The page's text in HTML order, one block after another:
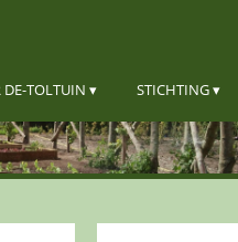
DE-TOLTUIN STICHTING